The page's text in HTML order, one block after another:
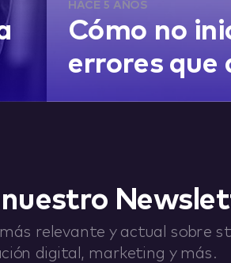
HACE 5 AÑOS
Cómo no
errores que
relevante y actual sobre
digital, marketing y más.